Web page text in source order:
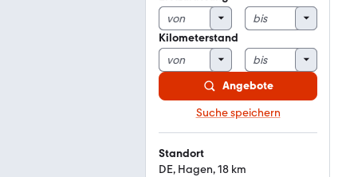
Kilometerstand
Angebote
Suche speichern
Standort
DE, Hagen, 18 km